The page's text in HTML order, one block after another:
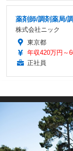
薬剤師/調剤薬局/
株式会社ニック
東京都
年収420万円～
正社員